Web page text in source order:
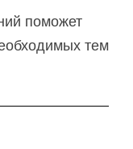
поможет
тем